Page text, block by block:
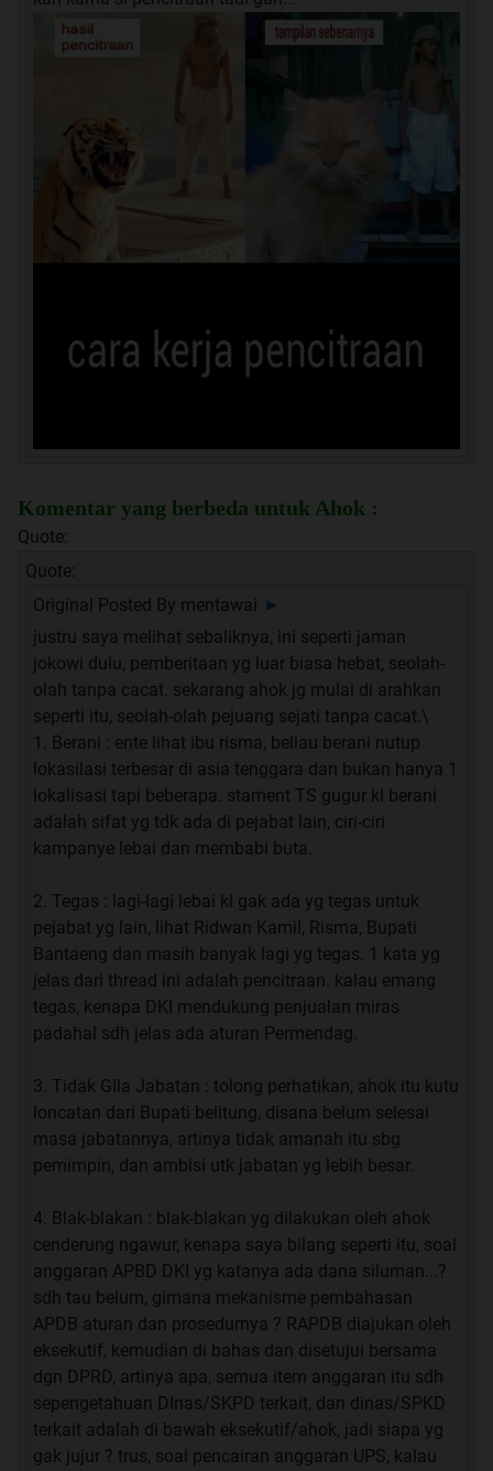
Komentar yang berbeda untuk Ahok :
Quote:
Quote:
Original Posted By mentawai ►
justru saya melihat sebaliknya, ini seperti jaman
jokowi dulu, pemberitaan yg luar biasa hebat, seolah-
olah tanpa cacat. sekarang ahok jg mulai di arahkan
seperti itu, seolah-olah pejuang sejati tanpa cacat.\
1. Berani : ente lihat ibu risma, beliau berani nutup
lokasilasi terbesar di asia tenggara dan bukan hanya 1
lokalisasi tapi beberapa. stament TS gugur kl berani
adalah sifat yg tdk ada di pejabat lain, ciri-ciri
kampanye lebai dan membabi buta.
2. Tegas : lagi-lagi lebai kl gak ada yg tegas untuk
pejabat yg lain, lihat Ridwan Kamil, Risma, Bupati
Bantaeng dan masih banyak lagi yg tegas. 1 kata yg
jelas dari thread ini adalah pencitraan. kalau emang
tegas, kenapa DKI mendukung penjualan miras
padahal sdh jelas ada aturan Permendag.
3. Tidak GIla Jabatan : tolong perhatikan, ahok itu kutu
loncatan dari Bupati belitung, disana belum selesai
masa jabatannya, artinya tidak amanah itu sbg
pemimpin, dan ambisi utk jabatan yg lebih besar.
4. Blak-blakan : blak-blakan yg dilakukan oleh ahok
cenderung ngawur, kenapa saya bilang seperti itu, soal
anggaran APBD DKI yg katanya ada dana siluman...?
sdh tau belum, gimana mekanisme pembahasan
APDB aturan dan prosedurnya ? RAPDB diajukan oleh
eksekutif, kemudian di bahas dan disetujui bersama
dgn DPRD, artinya apa, semua item anggaran itu sdh
sepengetahuan DInas/SKPD terkait, dan dinas/SPKD
terkait adalah di bawah eksekutif/ahok, jadi siapa yg
gak jujur ? trus, soal pencairan anggaran UPS, kalau